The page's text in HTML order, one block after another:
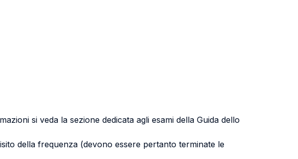
si veda la sezione dedicata agli esami della Guida dello
della frequenza (devono essere pertanto terminate le